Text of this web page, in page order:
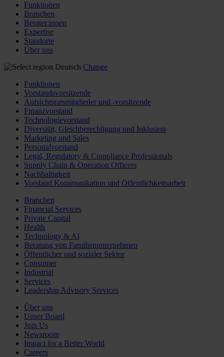
Funktionen
Branchen
Berater:innen
Expertise
Standorte
Über uns
Deutsch Change
Funktionen
Vorstandsvorsitzende
Aufsichtsratsmitglieder und -vorsitzende
Finanzvorstand
Technologievorstand
Diversität, Gleichberechtigung und Inklusion
Marketing und Sales
Personalvorstand
Legal, Regulatory & Compliance Professionals
Supply Chain & Operation Officers
Nachhaltigkeit
Vorstand Kommunikation und Öffentlichkeitsarbeit
Branchen
Financial Services
Private Capital
Health
Technology & AI
Beratung von Familienunternehmen
Öffentlicher und sozialer Sektor
Consumer
Industrial
Services
Leadership Advisory Services
Über uns
Unser Board
Join Us
Newsroom
Impact for a Better World
Careers